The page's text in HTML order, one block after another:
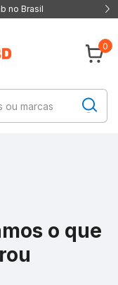
no Brasil
0
o que